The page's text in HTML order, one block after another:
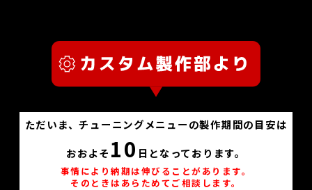
ただいま、チューニングメニューの製作期間の目安は
おおよそ 10 日となっております。
事情により納期は伸びることがあります。
そのときはあらためてご相談します。